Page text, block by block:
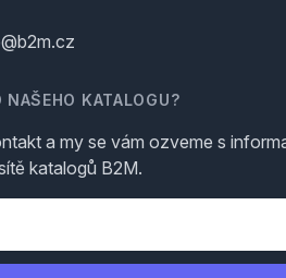
NAŠEHO KATALOGU?
a my se vám ozveme s
katalogů B2M.